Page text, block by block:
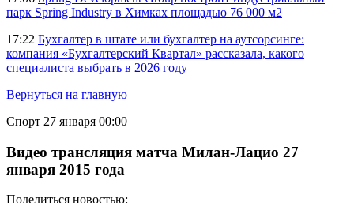
парк Spring Industry в Химках площадью 76 000 м2
17:22 Бухгалтер в штате или бухгалтер на аутсорсинге:
компания «Бухгалтерский Квартал» рассказала, какого
специалиста выбрать в 2026 году
Вернуться на главную
Спорт 27 января 00:00
Видео трансляция матча Милан-Лацио 27
января 2015 года
Поделиться новостью: